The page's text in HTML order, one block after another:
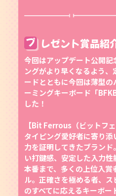
プ レゼント賞品紹
今回はアップデート公開
ングがより早くなるよう
ードとともに今回は薄型
ーミングキーボード「
した！
【Bit Ferrous（ビットフェ
タイピング愛好者に寄り
力を証明してきたブラン
い打鍵感、安定した入力
本番まで、多くの上位入
ル。正確さを極める者、
のすべてに応えるキーボー